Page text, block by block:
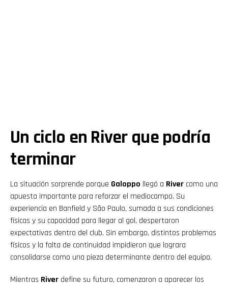
Un ciclo en River que podría
terminar
La situación sorprende porque Galoppo llegó a River como una
apuesta importante para reforzar el mediocampo. Su
experiencia en Banfield y São Paulo, sumada a sus condiciones
físicas y su capacidad para llegar al gol, despertaron
expectativas dentro del club. Sin embargo, distintos problemas
físicos y la falta de continuidad impidieron que lograra
consolidarse como una pieza determinante dentro del equipo.
Mientras River define su futuro, comenzaron a aparecer los